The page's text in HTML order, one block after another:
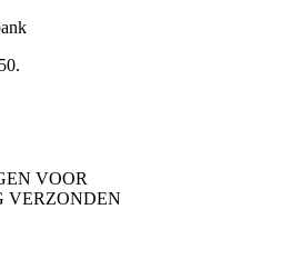
VOOR
VERZONDEN